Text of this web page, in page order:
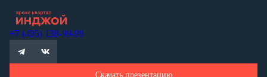
+7 (495) 138-99-99
Скачать презентацию